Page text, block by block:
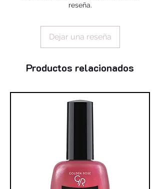
reseña.
Dejar una reseña
Productos relacionados